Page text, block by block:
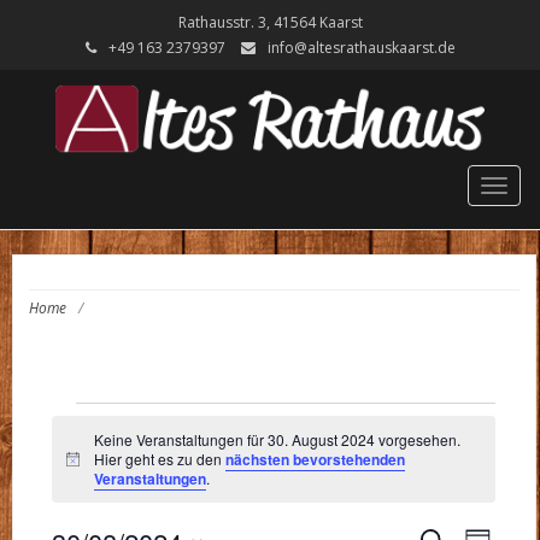
Rathausstr. 3, 41564 Kaarst
+49 ‭163 2379397‬
info@altesrathauskaarst.de
Home /
VERANSTALTUNGEN
FÜR
30.
Hinweis
Keine Veranstaltungen für 30. August 2024 vorgesehen.
Hier geht es zu dennächsten bevorstehenden
Veranstaltungen.